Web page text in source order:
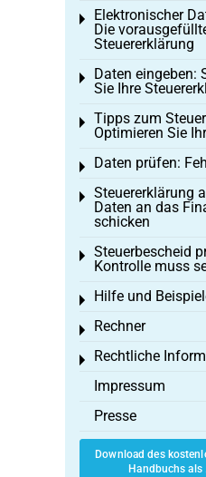
Elektronischer
Die
Steuererklärung
Toggle menu
Daten eingeben:
Sie Ihre
Toggle menu
Tipps zum
Optimieren Sie
Toggle menu
Daten prüfen:
Toggle menu
Steuererklärung
Daten an das
schicken
Toggle menu
Steuerbescheid
Kontrolle muss
Toggle menu
Hilfe und
Toggle menu
Rechner
Toggle menu
Rechtliche
Toggle menu
Impressum
Presse
Download des
Handbuchs als